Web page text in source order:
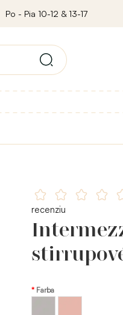
Po - Pia 10-12 & 13-17
recenziu
Farba